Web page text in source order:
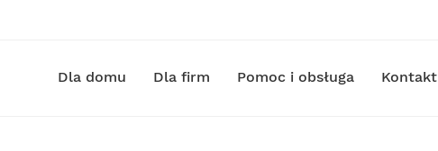
Dla domu Dla firm Pomoc i obsługa Kontakt